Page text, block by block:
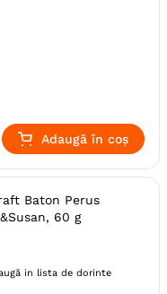
Perusi
Adaugă în coș
Baton Perus
60 g
in lista de dorinte